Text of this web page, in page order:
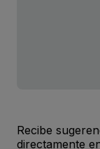
Recibe
directamente